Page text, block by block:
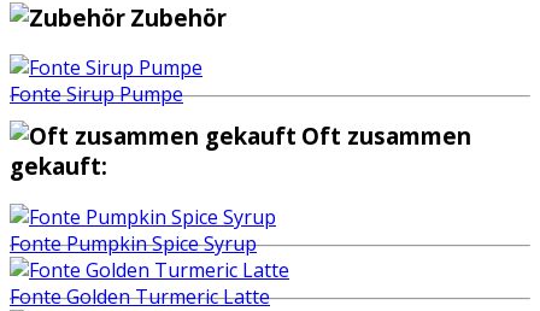
Zubehör
Fonte Sirup Pumpe
Oft zusammen
gekauft:
Fonte Pumpkin Spice Syrup
Fonte Golden Turmeric Latte